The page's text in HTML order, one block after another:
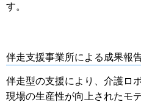
す。
伴走支援事業所による成果報
伴走型の支援により、介護ロ
現場の生産性が向上されたモ